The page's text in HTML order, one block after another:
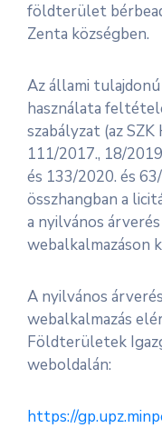
földterület
Zenta községben.
Az állami
használata
szabályzat (az
111/2017., 18/
és 133/2020. és
összhangban a
a nyilvános
webalkalmazáson
A nyilvános
webalkalmazás
Földterületek
weboldalán:
https://